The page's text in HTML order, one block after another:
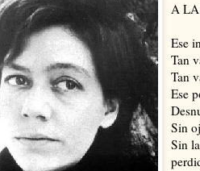
A LA
Ese
Tan
Tan
Ese
Sin
Sin